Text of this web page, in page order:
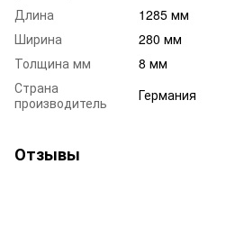
Длина
1285 мм
Ширина
280 мм
Толщина мм
8 мм
Страна
производитель
Германия
Отзывы